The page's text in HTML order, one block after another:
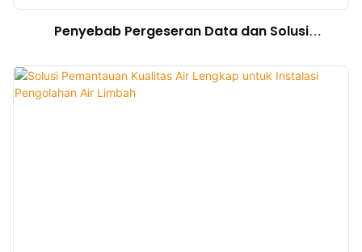
Penyebab Pergeseran Data dan Solusi
Online dalam Kondisi Kekeruhan Tinggi dan
Padatan Tersuspensi Tinggi